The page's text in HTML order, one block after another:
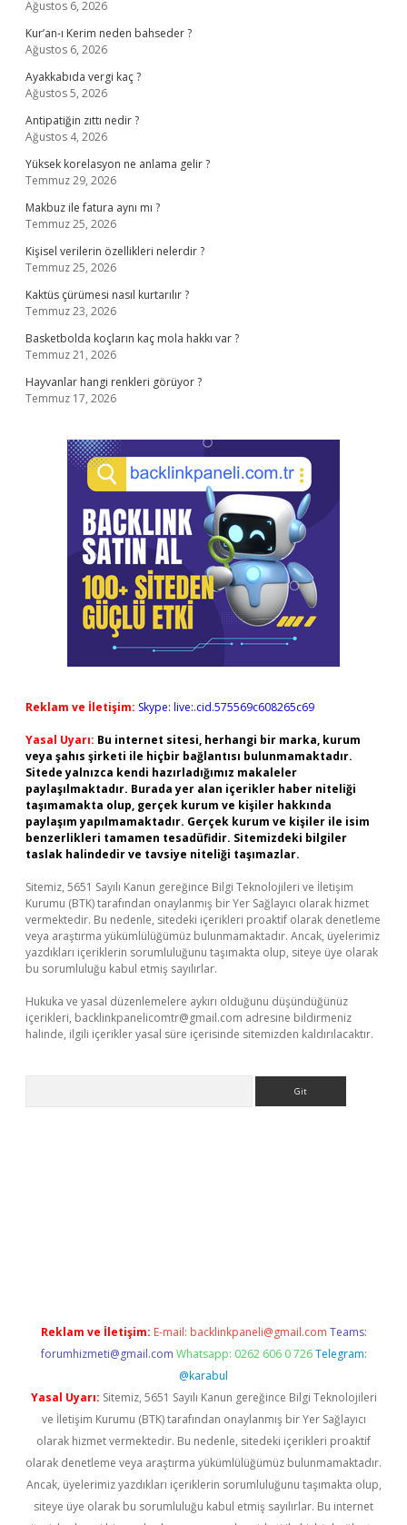
Ağustos 6, 2026
Kur’an-ı Kerim neden bahseder ?
Ağustos 6, 2026
Ayakkabıda vergi kaç ?
Ağustos 5, 2026
Antipatiğin zıttı nedir ?
Ağustos 4, 2026
Yüksek korelasyon ne anlama gelir ?
Temmuz 29, 2026
Makbuz ile fatura aynı mı ?
Temmuz 25, 2026
Kişisel verilerin özellikleri nelerdir ?
Temmuz 25, 2026
Kaktüs çürümesi nasıl kurtarılır ?
Temmuz 23, 2026
Basketbolda koçların kaç mola hakkı var ?
Temmuz 21, 2026
Hayvanlar hangi renkleri görüyor ?
Temmuz 17, 2026
Reklam ve İletişim: Skype: live:.cid.575569c608265c69
Yasal Uyarı: Bu internet sitesi, herhangi bir marka, kurum
veya şahıs şirketi ile hiçbir bağlantısı bulunmamaktadır.
Sitede yalnızca kendi hazırladığımız makaleler
paylaşılmaktadır. Burada yer alan içerikler haber niteliği
taşımamakta olup, gerçek kurum ve kişiler hakkında
paylaşım yapılmamaktadır. Gerçek kurum ve kişiler ile isim
benzerlikleri tamamen tesadüfidir. Sitemizdeki bilgiler
taslak halindedir ve tavsiye niteliği taşımazlar.
Sitemiz, 5651 Sayılı Kanun gereğince Bilgi Teknolojileri ve İletişim
Kurumu (BTK) tarafından onaylanmış bir Yer Sağlayıcı olarak hizmet
vermektedir. Bu nedenle, sitedeki içerikleri proaktif olarak denetleme
veya araştırma yükümlülüğümüz bulunmamaktadır. Ancak, üyelerimiz
yazdıkları içeriklerin sorumluluğunu taşımakta olup, siteye üye olarak
bu sorumluluğu kabul etmiş sayılırlar.
Hukuka ve yasal düzenlemelere aykırı olduğunu düşündüğünüz
içerikleri, backlinkpanelicomtr@gmail.com adresine bildirmeniz
halinde, ilgili içerikler yasal süre içerisinde sitemizden kaldırılacaktır.
Reklam ve İletişim: E-mail: backlinkpaneli@gmail.com Teams:
forumhizmeti@gmail.com Whatsapp: 0262 606 0 726 Telegram:
@karabul
Yasal Uyarı: Sitemiz, 5651 Sayılı Kanun gereğince Bilgi Teknolojileri
ve İletişim Kurumu (BTK) tarafından onaylanmış bir Yer Sağlayıcı
olarak hizmet vermektedir. Bu nedenle, sitedeki içerikleri proaktif
olarak denetleme veya araştırma yükümlülüğümüz bulunmamaktadır.
Ancak, üyelerimiz yazdıkları içeriklerin sorumluluğunu taşımakta olup,
siteye üye olarak bu sorumluluğu kabul etmiş sayılırlar. Bu internet